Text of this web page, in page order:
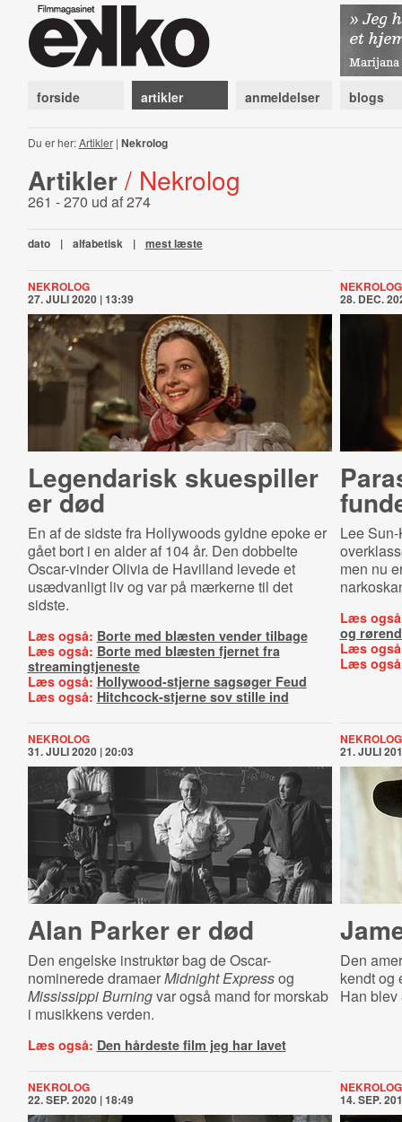
forside artikler anmeldelser blogs
Du er her:Artikler| Nekrolog
Artikler / Nekrolog
261 - 270 ud af 274
dato | alfabetisk | mest læste
NEKROLOG
27. JULI 2020 | 13:39
Legendarisk skuespiller
er død
En af de sidste fra Hollywoods gyldne epoke er
gået bort i en alder af 104 år. Den dobbelte
Oscar-vinder Olivia de Havilland levede et
usædvanligt liv og var på mærkerne til det
sidste.
Læs også: Borte med blæsten vender tilbage
Læs også: Borte med blæsten fjernet fra
streamingtjeneste
Læs også: Hollywood-stjerne sagsøger Feud
Læs også: Hitchcock-stjerne sov stille ind
NEKROLOG
28. DEC.
Lee
men nu
Læs
og
Læs
Læs
NEKROLOG
31. JULI 2020 | 20:03
Alan Parker er død
Den engelske instruktør bag de Oscar-
nominerede dramaerMidnight Expressog
Mississippi Burningvar også mand for morskab
i musikkens verden.
Læs også: Den hårdeste film jeg har lavet
NEKROLOG
21. JULI
Den
kendt og
Han blev
NEKROLOG
22. SEP. 2020 | 18:49
NEKROLOG
14. SEP.